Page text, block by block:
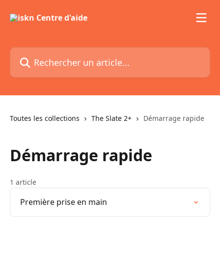
Rechercher un article...
Toutes les collections The Slate 2+ Démarrage rapide
Démarrage rapide
1 article
Première prise en main